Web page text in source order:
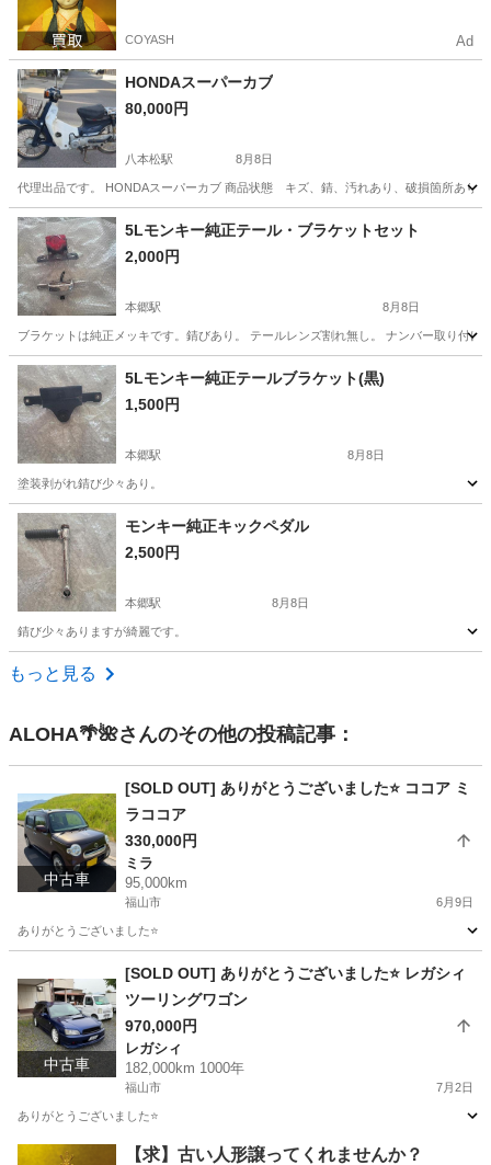
COYASH Ad
HONDAスーパーカブ
80,000円
八本松駅 8月8日
代理出品です。 HONDAスーパーカブ 商品状態 キズ、錆、汚れあり、破損箇所あり
広島 東広島市 八本松駅 ホンダ HONDA
5Lモンキー純正テール・ブラケットセット
2,000円
本郷駅 8月8日
ブラケットは純正メッキです。錆びあり。 テールレンズ割れ無し。 ナンバー取り付け
広島 三原市 ホンダ テール
5Lモンキー純正テールブラケット(黒)
1,500円
本郷駅 8月8日
塗装剥がれ錆び少々あり。
広島 三原市 本郷駅 バイク テール
モンキー純正キックペダル
2,500円
本郷駅 8月8日
錆び少々ありますが綺麗です。
広島 三原市
もっと見る
ALOHA🌴🌺さんのその他の投稿記事：
中古車
[SOLD OUT] ありがとうございました⭐️ ココア ミ
ラココア
330,000円
ミラ
95,000km
福山市 6月9日
ありがとうございました⭐️
中古車
[SOLD OUT] ありがとうございました⭐️ レガシィ
ツーリングワゴン
970,000円
レガシィ
182,000km 1000年
福山市 7月2日
ありがとうございました⭐️
レガシィ レガシィツーリングワゴン
【求】古い人形譲ってくれませんか？